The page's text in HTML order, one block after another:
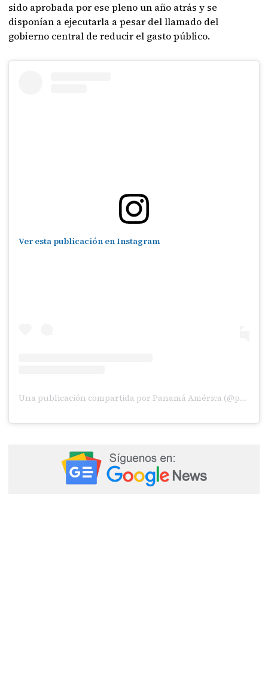
sido aprobada por ese pleno un año atrás y se
disponían a ejecutarla a pesar del llamado del
gobierno central de reducir el gasto público.
Ver esta publicación en Instagram
Una publicación compartida por Panamá América (@panamaamerica)